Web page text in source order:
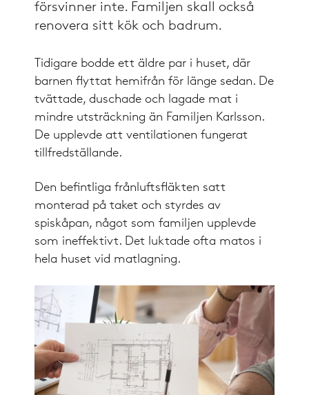
försvinner inte. Familjen skall också
renovera sitt kök och badrum.
Tidigare bodde ett äldre par i huset, där
barnen flyttat hemifrån för länge sedan. De
tvättade, duschade och lagade mat i
mindre utsträckning än Familjen Karlsson.
De upplevde att ventilationen fungerat
tillfredställande.
Den befintliga frånluftsfläkten satt
monterad på taket och styrdes av
spiskåpan, något som familjen upplevde
som ineffektivt. Det luktade ofta matos i
hela huset vid matlagning.